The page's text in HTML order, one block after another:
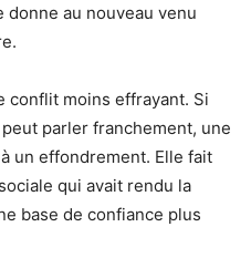
donne au nouveau venu
conflit moins effrayant. Si
parler franchement, une
un effondrement. Elle fait
qui avait rendu la
base de confiance plus